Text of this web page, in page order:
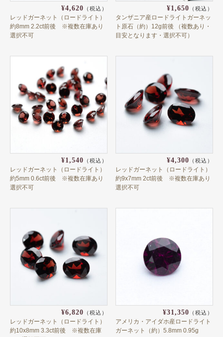
ブラック
グリーンブルー
インディゴブルー
ブルー系
スター&キャッツ
ガーネットの産地で選ぶ
アメリカ
イタリア
イラン
オーストラリア
¥4,620 （税込）
レッドガーネット（ロードライト）
約8mm 2.2ct前後 ※複数在庫あり
選択不可
¥1,650 （税込）
タンザニア産ロードライトガーネッ
ト原石（約）12g前後 （複数あり・
目安となります・選択不可）
¥1,540 （税込）
レッドガーネット（ロードライト）
約5mm 0.6ct前後 ※複数在庫あり
選択不可
¥4,300 （税込）
レッドガーネット（ロードライト）
約9x7mm 2ct前後 ※複数在庫あり
選択不可
¥6,820 （税込）
レッドガーネット（ロードライト）
約10x8mm 3.3ct前後 ※複数在庫
¥31,350 （税込）
アメリカ・アイダホ産ロードライト
ガーネット（約）5.8mm 0.95g